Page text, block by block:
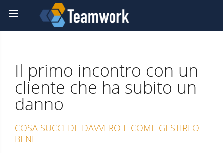
Il primo incontro con un
cliente che ha subito un
danno
COSA SUCCEDE DAVVERO E COME GESTIRLO
BENE